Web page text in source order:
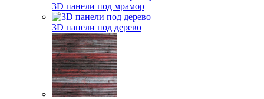
3D панели под мрамор
3D панели под дерево